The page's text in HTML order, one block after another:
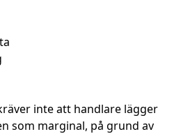
inte att handlare lägger
som marginal, på grund av